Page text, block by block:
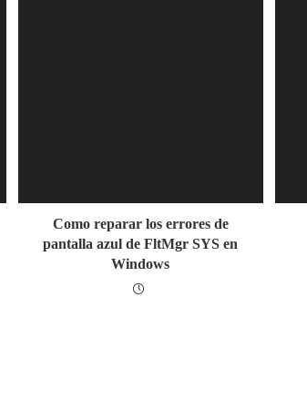
Como reparar los errores de
pantalla azul de FltMgr SYS en
Windows